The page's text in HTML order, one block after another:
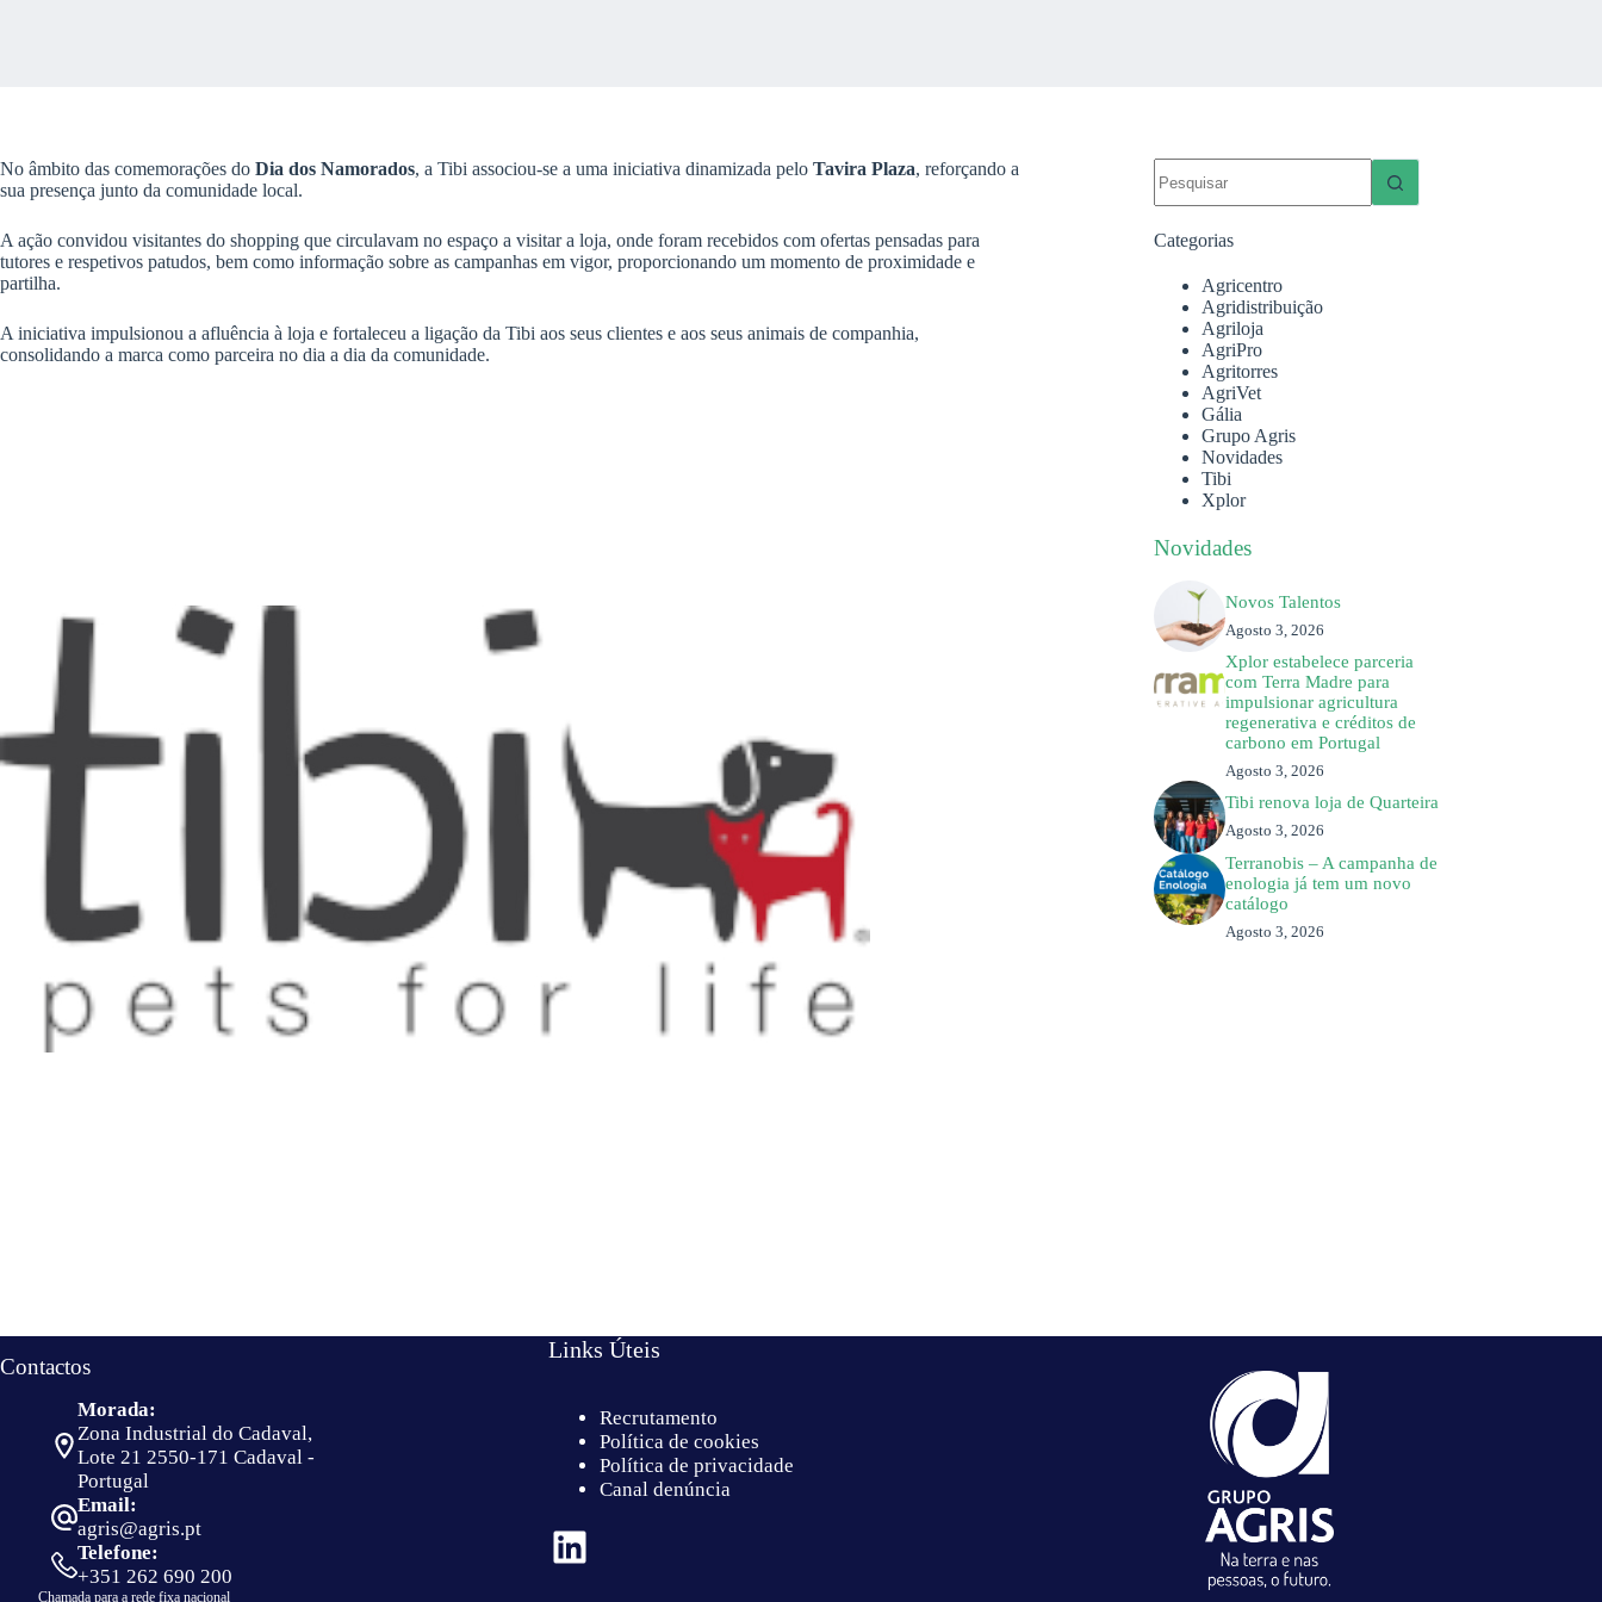
No âmbito das comemorações do Dia dos Namorados, a Tibi associou-se a uma iniciativa dinamizada pelo Tavira Plaza, reforçando a
sua presença junto da comunidade local.
A ação convidou visitantes do shopping que circulavam no espaço a visitar a loja, onde foram recebidos com ofertas pensadas para
tutores e respetivos patudos, bem como informação sobre as campanhas em vigor, proporcionando um momento de proximidade e
partilha.
A iniciativa impulsionou a afluência à loja e fortaleceu a ligação da Tibi aos seus clientes e aos seus animais de companhia,
consolidando a marca como parceira no dia a dia da comunidade.
resultados
Categorias
Agricentro
Agridistribuição
Agriloja
AgriPro
Agritorres
AgriVet
Gália
Grupo Agris
Novidades
Tibi
Xplor
Novidades
Novos Talentos
Agosto 3, 2026
Xplor estabelece parceria
com Terra Madre para
impulsionar agricultura
regenerativa e créditos de
carbono em Portugal
Agosto 3, 2026
Tibi renova loja de Quarteira
Agosto 3, 2026
Terranobis – A campanha de
enologia já tem um novo
catálogo
Agosto 3, 2026
Contactos
Morada:
Zona Industrial do Cadaval,
Lote 21 2550-171 Cadaval -
Portugal
Email:
agris@agris.pt
Telefone:
+351 262 690 200
Chamada para a rede fixa nacional
Links Úteis
Recrutamento
Política de cookies
Política de privacidade
Canal denúncia
LinkedIn